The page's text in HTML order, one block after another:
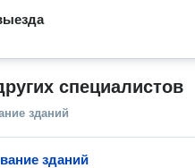
специалистов
зданий
зданий